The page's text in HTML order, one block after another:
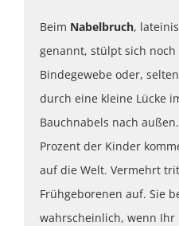
Beim Nabelbruch,
genannt, stülpt sich
Bindegewebe oder,
durch eine kleine Lücke
Bauchnabels nach
Prozent der Kinder
auf die Welt. Vermehrt
Frühgeborenen auf. Sie
wahrscheinlich, wenn Ihr